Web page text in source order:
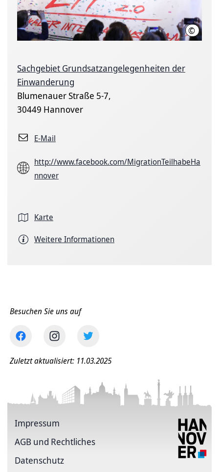
© LHH
Sachgebiet Grundsatzangelegenheiten der
Einwanderung
Blumenauer Straße 5-7,
30449 Hannover
E-Mail
http://www.facebook.com/MigrationTeilhabeHa
nnover
Karte
Weitere Informationen
Besuchen Sie uns auf
Zuletzt aktualisiert: 11.03.2025
Impressum
AGB und Rechtliches
Datenschutz